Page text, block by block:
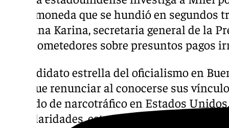
criptomoneda que se hundió en segundos
hermana Karina, secretaria general de la
comprometedores sobre presuntos pagos
El candidato estrella del oficialismo en
tuvo que renunciar al conocerse sus
acusado de narcotráfico en Estados
irregularidades, estos casos pueden pesar